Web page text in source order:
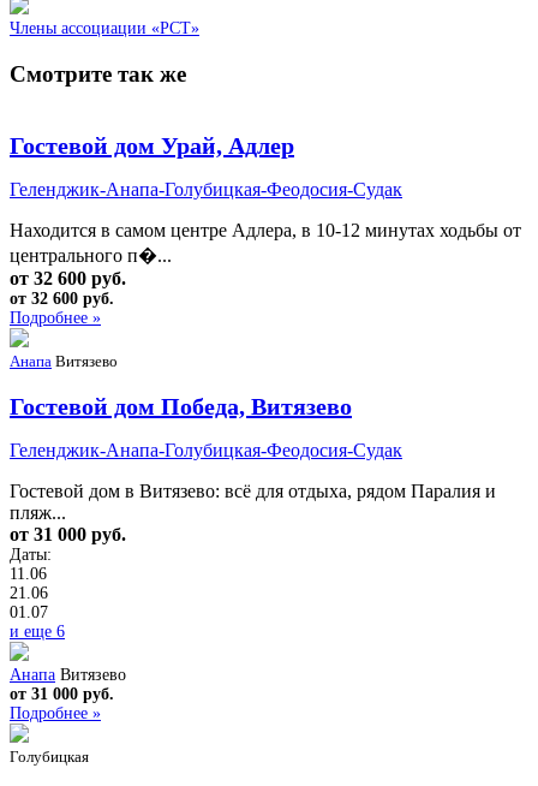
Члены ассоциации «РСТ»
Смотрите так же
Гостевой дом Урай, Адлер
Геленджик-Анапа-Голубицкая-Феодосия-Судак
Находится в самом центре Адлера, в 10-12 минутах ходьбы от
центрального п�...
от 32 600 руб.
от 32 600 руб.
Подробнее »
Анапа Витязево
Гостевой дом Победа, Витязево
Геленджик-Анапа-Голубицкая-Феодосия-Судак
Гостевой дом в Витязево: всё для отдыха, рядом Паралия и
пляж...
от 31 000 руб.
Даты:
11.06
21.06
01.07
и еще 6
Анапа Витязево
от 31 000 руб.
Подробнее »
Голубицкая